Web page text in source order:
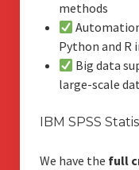
methods
Python and
Big data
large-scale
IBM SPSS
We have the full